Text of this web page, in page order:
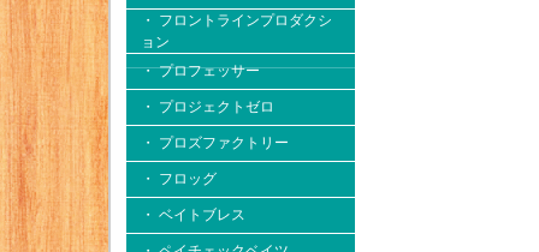
・ フロントラインプロダクシ
ョン
・ プロフェッサー
・ プロジェクトゼロ
・ プロズファクトリー
・ フロッグ
・ ベイトブレス